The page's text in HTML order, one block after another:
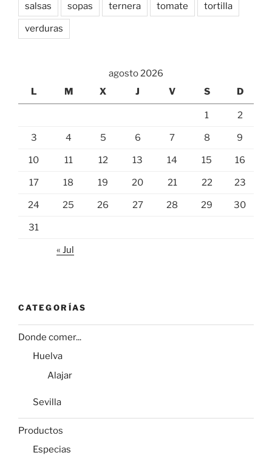
salsas sopas ternera tomate tortilla
verduras
agosto 2026
L
M X J V S D
1 2
3 4 5 6 7 8 9
10 11 12 13 14 15 16
17 18 19 20 21 22 23
24 25 26 27 28 29 30
31
« Jul
CATEGORÍAS
Donde comer...
Huelva
Alajar
Sevilla
Productos
Especias